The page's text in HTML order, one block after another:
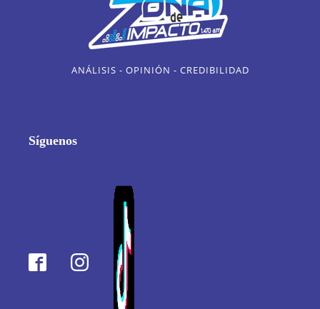
ANÁLISIS - OPINIÓN - CREDIBILIDAD
Síguenos